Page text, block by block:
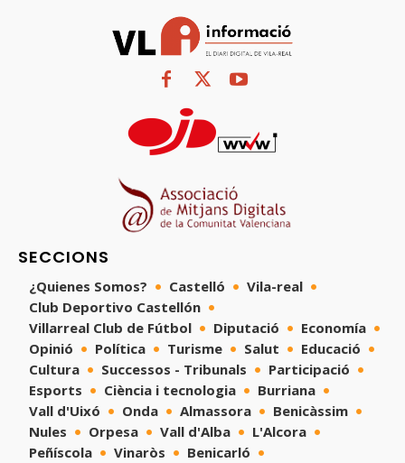
SECCIONS
¿Quienes Somos? Castelló
Vila-real
Club Deportivo Castellón
Villarreal Club de Fútbol
Diputació
Economía
Opinió
Política Turisme Salut
Educació
Cultura
Successos - Tribunals
Participació
Esports
Ciència i tecnologia
Burriana
Vall d'Uixó
Onda Almassora
Benicàssim
Nules
Orpesa Vall d'Alba
L'Alcora
Peñíscola
Vinaròs
Benicarló